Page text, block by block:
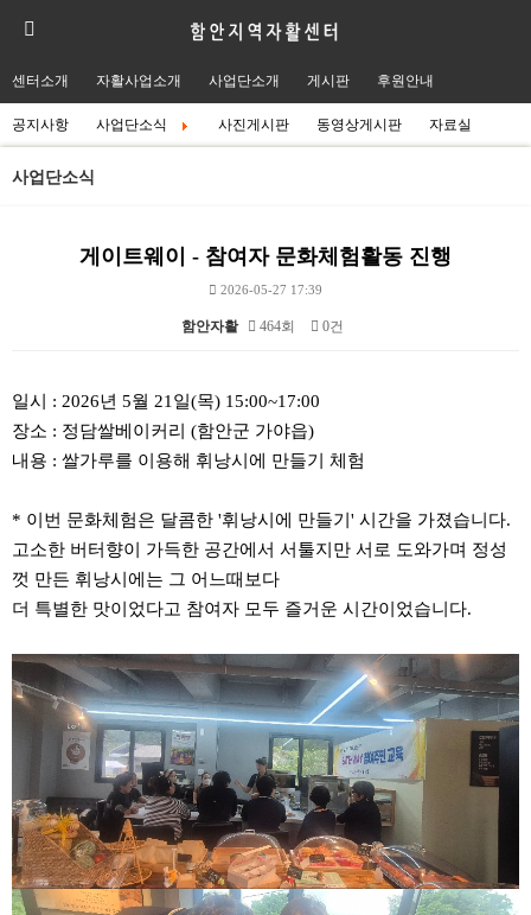
센터소개 자활사업소개 사업단소개 게시판 후원안내
공지사항 사업단소식 사진게시판 동영상게시판 자료실
사업단소식
게이트웨이 - 참여자 문화체험활동 진행
2026-05-27 17:39
함안자활 464회 0건
일시 : 2026년 5월 21일(목) 15:00~17:00
장소 : 정담쌀베이커리 (함안군 가야읍)
내용 : 쌀가루를 이용해 휘낭시에 만들기 체험
* 이번 문화체험은 달콤한 '휘낭시에 만들기' 시간을 가졌습니다.
고소한 버터향이 가득한 공간에서 서툴지만 서로 도와가며 정성
껏 만든 휘낭시에는 그 어느때보다
더 특별한 맛이었다고 참여자 모두 즐거운 시간이었습니다.